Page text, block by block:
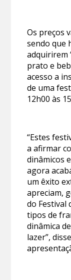
Os preços
sendo que
adquirirem
prato e
acesso a
de uma
12h00 às
“Estes
a afirmar
dinâmicos
agora
um êxito
apreciam,
do Festival
tipos de
dinâmica
lazer”,